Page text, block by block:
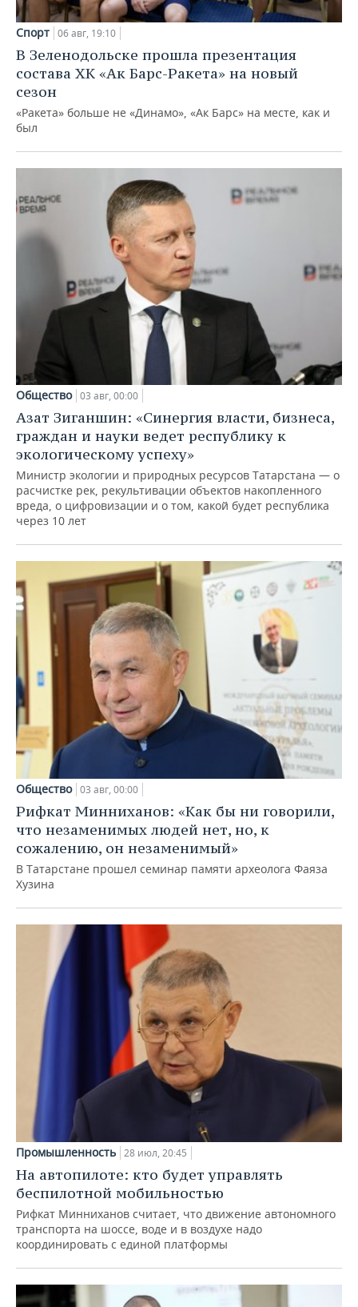
Спорт 06 авг, 19:10
В Зеленодольске прошла презентация
состава ХК «Ак Барс-Ракета» на новый
сезон
«Ракета» больше не «Динамо», «Ак Барс» на месте, как и
был
Общество 03 авг, 00:00
Азат Зиганшин: «Синергия власти, бизнеса,
граждан и науки ведет республику к
экологическому успеху»
Министр экологии и природных ресурсов Татарстана — о
расчистке рек, рекультивации объектов накопленного
вреда, о цифровизации и о том, какой будет республика
через 10 лет
Общество 03 авг, 00:00
Рифкат Минниханов: «Как бы ни говорили,
что незаменимых людей нет, но, к
сожалению, он незаменимый»
В Татарстане прошел семинар памяти археолога Фаяза
Хузина
Промышленность 28 июл, 20:45
На автопилоте: кто будет управлять
беспилотной мобильностью
Рифкат Минниханов считает, что движение автономного
транспорта на шоссе, воде и в воздухе надо
координировать с единой платформы